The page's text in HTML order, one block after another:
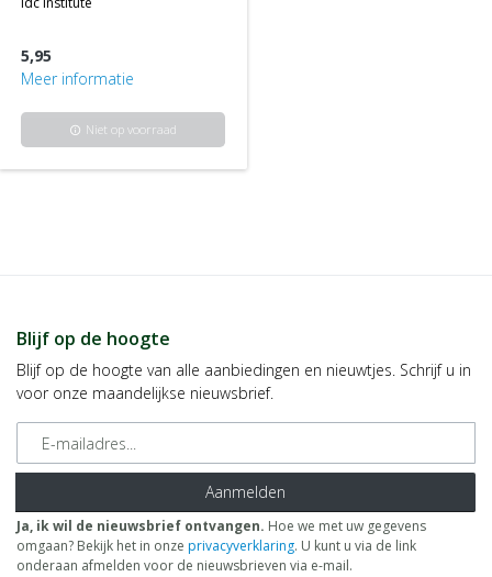
5,95
Meer informatie
info Niet op voorraad
Blijf op de hoogte
Blijf op de hoogte van alle aanbiedingen en nieuwtjes. Schrijf u in
voor onze maandelijkse nieuwsbrief.
E-mailadres
Aanmelden
Ja, ik wil de nieuwsbrief ontvangen. Hoe we met uw gegevens
omgaan? Bekijk het in onze privacyverklaring. U kunt u via de link
onderaan afmelden voor de nieuwsbrieven via e-mail.